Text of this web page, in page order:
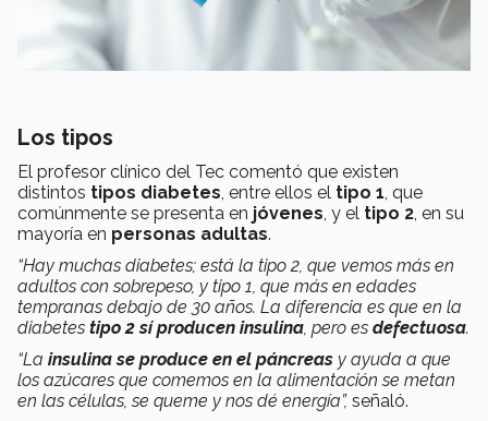
Los tipos
El profesor clínico del Tec comentó que existen
distintos tipos diabetes, entre ellos el tipo 1, que
comúnmente se presenta en jóvenes, y el tipo 2, en su
mayoría en personas adultas.
“Hay muchas diabetes; está la tipo 2, que vemos más en
adultos con sobrepeso, y tipo 1, que más en edades
tempranas debajo de 30 años. La diferencia es que en la
diabetes tipo 2 sí producen insulina, pero es defectuosa.
“La insulina se produce en el páncreas y ayuda a que
los azúcares que comemos en la alimentación se metan
en las células, se queme y nos dé energía”, señaló.